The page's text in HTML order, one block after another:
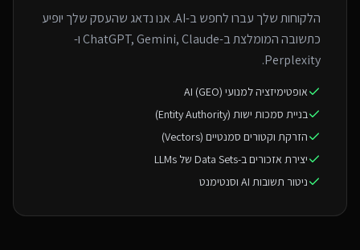
הלקוחות שלך עברו לחפש ב-AI. אנו נדאג שהעסק שלך יופיע
כתשובה המומלצת ב-ChatGPT, Gemini, Claude ו-
Perplexity.
אופטימיזציה למנועי AI (GEO)
בניית סמכות ישות (Entity Authority)
הזרקת וקטורים סמנטיים (Vectors)
יצירת אזכורים ב-Data Sets של LLMs
ניטור תשובות AI וסנטימנט